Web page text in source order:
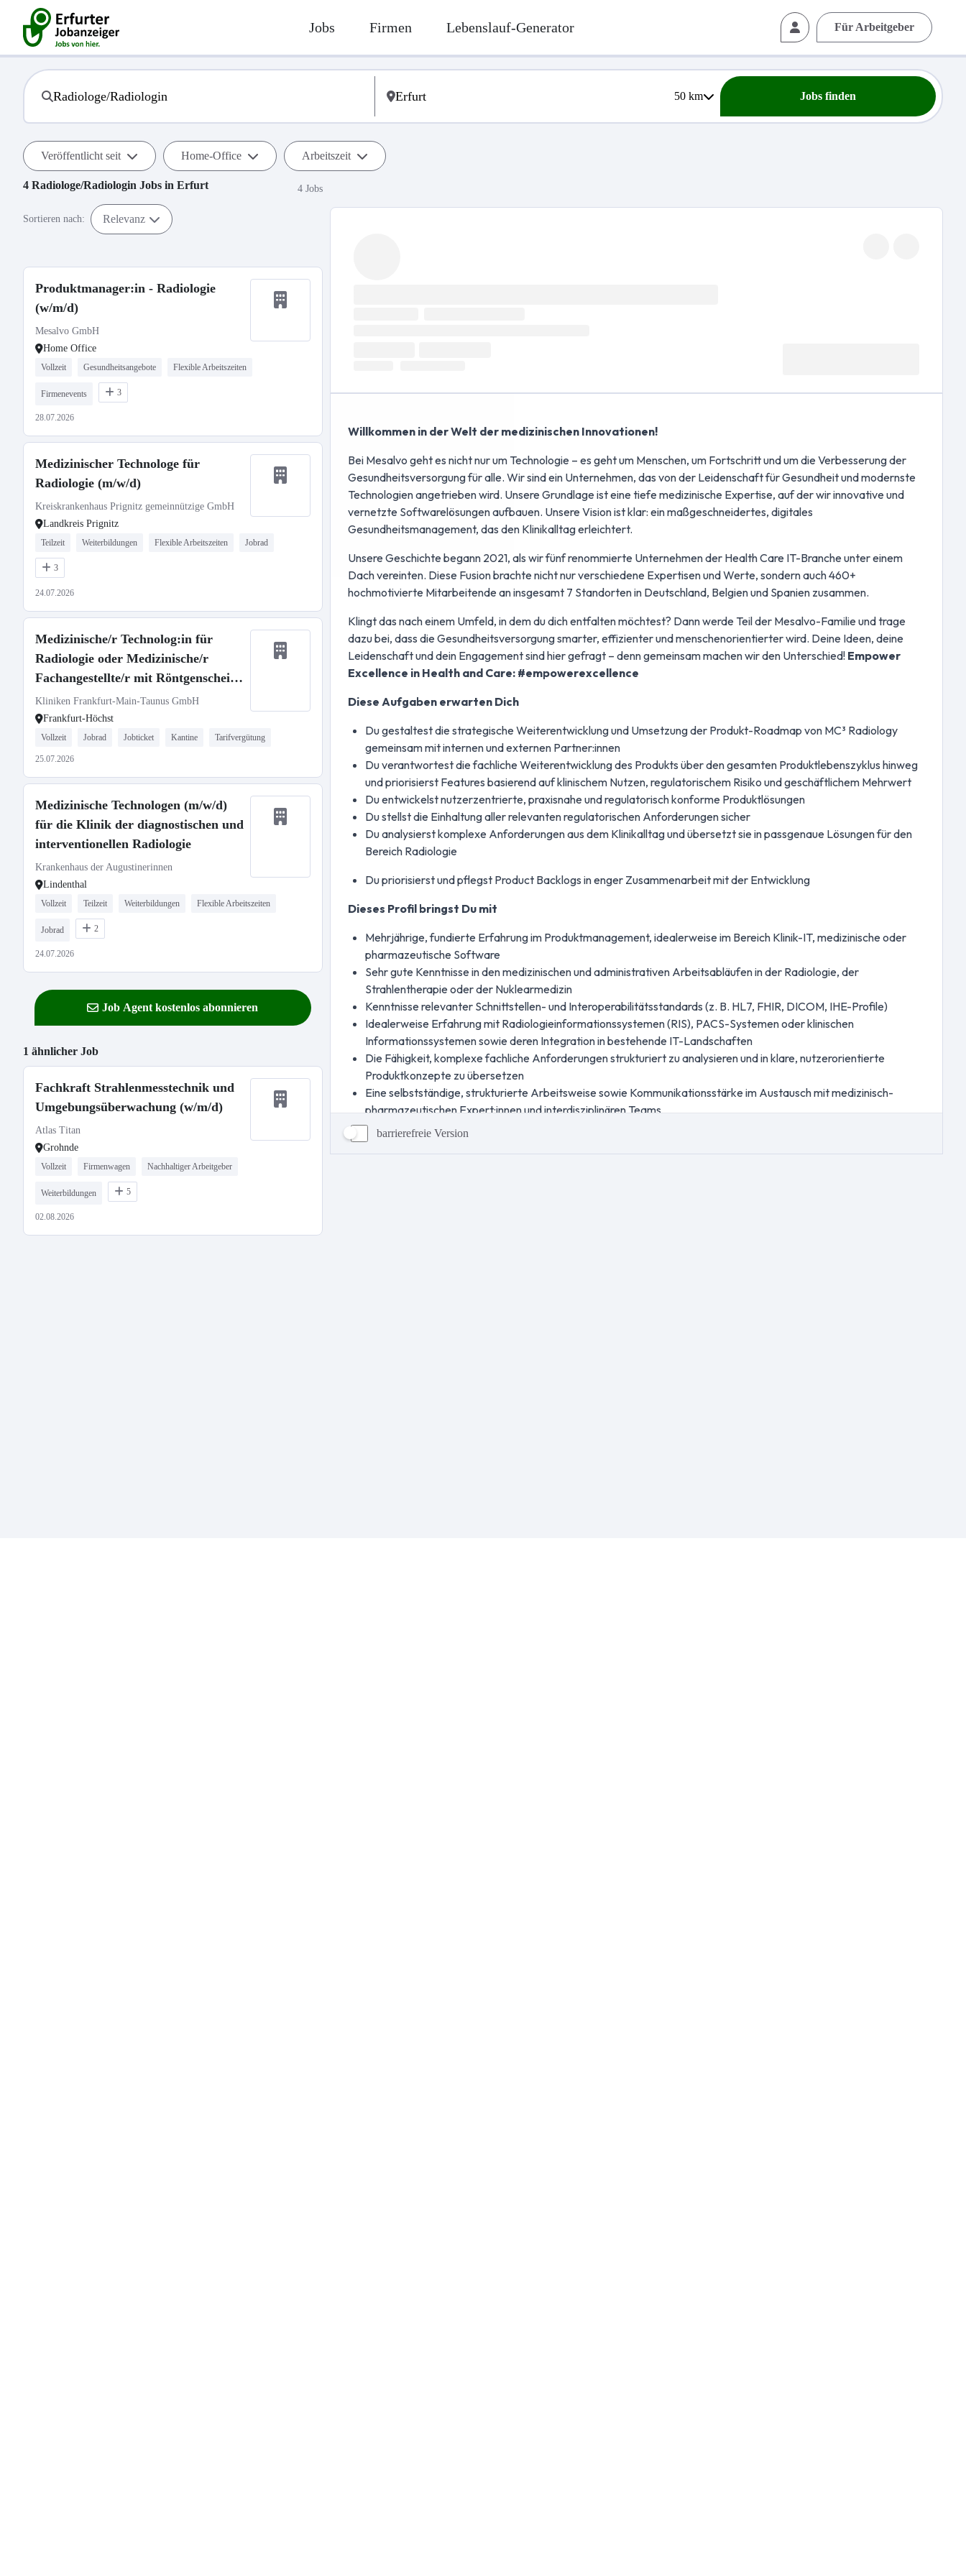
Jobs Firmen Lebenslauf-Generator Für Arbeitgeber
50km Jobs finden
Veröffentlicht seit Home-Office Arbeitszeit
4 Radiologe/Radiologin Jobs in Erfurt 4 Jobs
Sortieren nach: Relevanz
Produktmanager:in - Radiologie
(w/m/d)
Mesalvo GmbH
Home Office
Vollzeit Gesundheitsangebote Flexible Arbeitszeiten
Firmenevents 3
28.07.2026
Medizinischer Technologe für
Radiologie (m/w/d)
Kreiskrankenhaus Prignitz gemeinnützige GmbH
Landkreis Prignitz
Teilzeit Weiterbildungen Flexible Arbeitszeiten Jobrad
3
24.07.2026
Medizinische/r Technolog:in für
Radiologie oder Medizinische/r
Fachangestellte/r mit Röntgenschein
(m/w/d)
Kliniken Frankfurt-Main-Taunus GmbH
Frankfurt-Höchst
Vollzeit Jobrad Jobticket Kantine Tarifvergütung
25.07.2026
Medizinische Technologen (m/w/d)
für die Klinik der diagnostischen und
interventionellen Radiologie
Krankenhaus der Augustinerinnen
Lindenthal
Vollzeit Teilzeit Weiterbildungen Flexible Arbeitszeiten
Jobrad 2
24.07.2026
Job Agent kostenlos abonnieren
1 ähnlicher Job
Fachkraft Strahlenmesstechnik und
Umgebungsüberwachung (w/m/d)
Atlas Titan
Grohnde
Vollzeit Firmenwagen Nachhaltiger Arbeitgeber
Weiterbildungen 5
02.08.2026
barrierefreie Version